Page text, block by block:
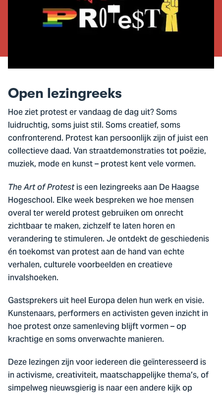
Open lezingreeks
Hoe ziet protest er vandaag de dag uit? Soms
luidruchtig, soms juist stil. Soms creatief, soms
confronterend. Protest kan persoonlijk zijn of juist een
collectieve daad. Van straatdemonstraties tot poëzie,
muziek, mode en kunst – protest kent vele vormen.
The Art of Protestis een lezingreeks aan De Haagse
Hogeschool. Elke week bespreken we hoe mensen
overal ter wereld protest gebruiken om onrecht
zichtbaar te maken, zichzelf te laten horen en
verandering te stimuleren. Je ontdekt de geschiedenis
én toekomst van protest aan de hand van echte
verhalen, culturele voorbeelden en creatieve
invalshoeken.
Gastsprekers uit heel Europa delen hun werk en visie.
Kunstenaars, performers en activisten geven inzicht in
hoe protest onze samenleving blijft vormen – op
krachtige en soms onverwachte manieren.
Deze lezingen zijn voor iedereen die geïnteresseerd is
in activisme, creativiteit, maatschappelijke thema’s, of
simpelweg nieuwsgierig is naar een andere kijk op